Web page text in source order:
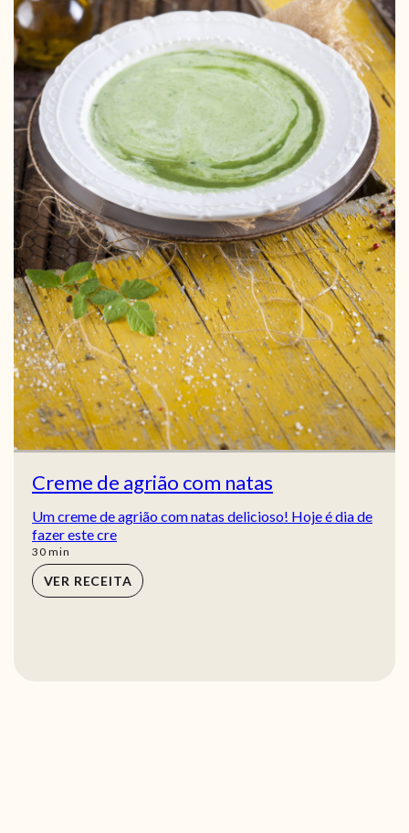
Creme de agrião com natas
Um creme de agrião com natas delicioso! Hoje é dia de
fazer este cre
30min
min
VER RECEITA